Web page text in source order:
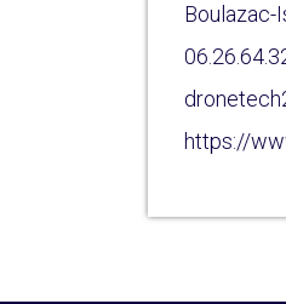
Boulazac-
https://